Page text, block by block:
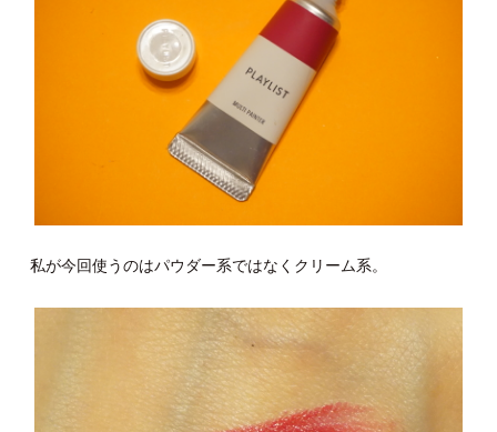
私が今回使うのはパウダー系ではなくクリーム系。